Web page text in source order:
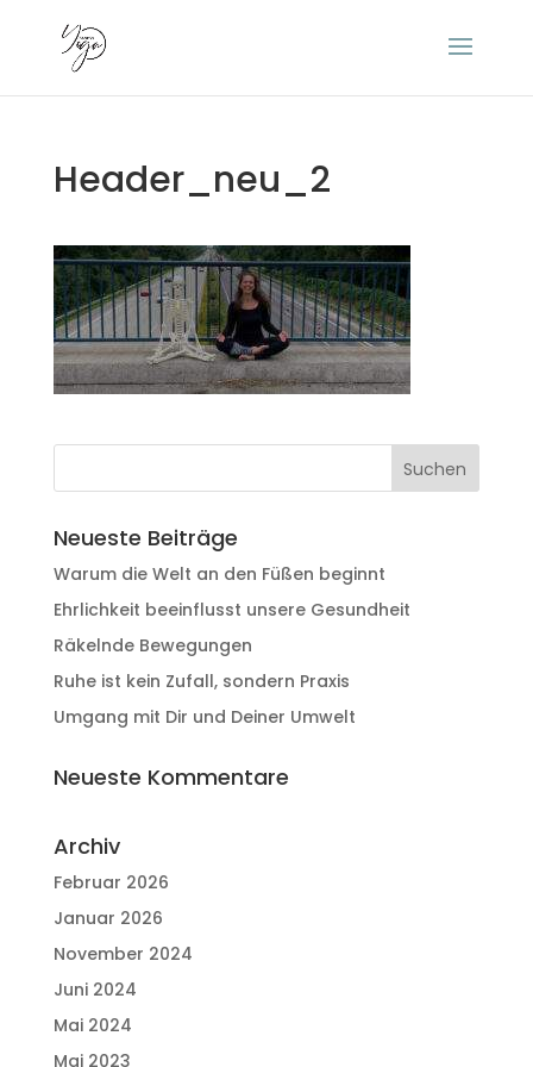
Header_neu_2
Neueste Beiträge
Warum die Welt an den Füßen beginnt
Ehrlichkeit beeinflusst unsere Gesundheit
Räkelnde Bewegungen
Ruhe ist kein Zufall, sondern Praxis
Umgang mit Dir und Deiner Umwelt
Neueste Kommentare
Archiv
Februar 2026
Januar 2026
November 2024
Juni 2024
Mai 2024
Mai 2023